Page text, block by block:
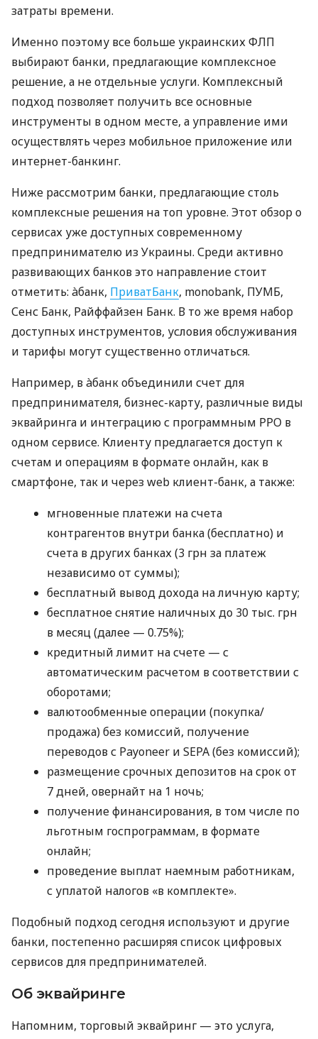
затраты времени.
Именно поэтому все больше украинских ФЛП
выбирают банки, предлагающие комплексное
решение, а не отдельные услуги. Комплексный
подход позволяет получить все основные
инструменты в одном месте, а управление ими
осуществлять через мобильное приложение или
интернет-банкинг.
Ниже рассмотрим банки, предлагающие столь
комплексные решения на топ уровне. Этот обзор о
сервисах уже доступных современному
предпринимателю из Украины. Среди активно
развивающих банков это направление стоит
отметить: àбанк, ПриватБанк, monobank, ПУМБ,
Сенс Банк, Райффайзен Банк. В то же время набор
доступных инструментов, условия обслуживания
и тарифы могут существенно отличаться.
Например, в àбанк объединили счет для
предпринимателя, бизнес-карту, различные виды
эквайринга и интеграцию с программным РРО в
одном сервисе. Клиенту предлагается доступ к
счетам и операциям в формате онлайн, как в
смартфоне, так и через web клиент-банк, а также:
мгновенные платежи на счета
контрагентов внутри банка (бесплатно) и
счета в других банках (3 грн за платеж
независимо от суммы);
бесплатный вывод дохода на личную карту;
бесплатное снятие наличных до 30 тыс. грн
в месяц (далее — 0.75%);
кредитный лимит на счете — с
автоматическим расчетом в соответствии с
оборотами;
валютообменные операции (покупка/
продажа) без комиссий, получение
переводов с Payoneer и SEPA (без комиссий);
размещение срочных депозитов на срок от
7 дней, овернайт на 1 ночь;
получение финансирования, в том числе по
льготным госпрограммам, в формате
онлайн;
проведение выплат наемным работникам,
с уплатой налогов «в комплекте».
Подобный подход сегодня используют и другие
банки, постепенно расширяя список цифровых
сервисов для предпринимателей.
Об эквайринге
Напомним, торговый эквайринг — это услуга,